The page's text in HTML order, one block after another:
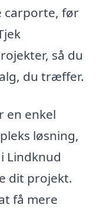
carporte, før
så du
du træffer.
en enkel
løsning,
Lindknud
dit projekt.
få mere